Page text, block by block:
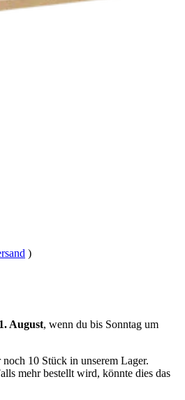
)
August, wenn du bis Sonntag um
10 Stück in unserem Lager.
mehr bestellt wird, könnte dies das